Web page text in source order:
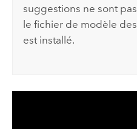
suggestions ne sont
le fichier de modèle
est installé.